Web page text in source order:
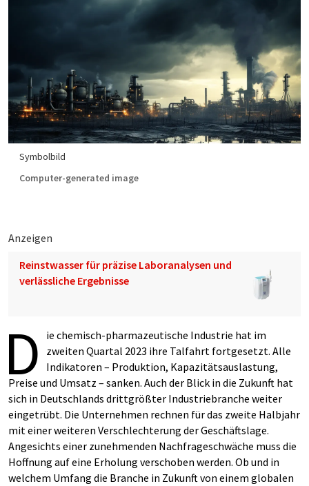
Symbolbild
Computer-generated image
Anzeigen
Reinstwasser für präzise Laboranalysen und
verlässliche Ergebnisse
D
ie chemisch-pharmazeutische Industrie hat im
zweiten Quartal 2023 ihre Talfahrt fortgesetzt. Alle
Indikatoren – Produktion, Kapazitätsauslastung,
Preise und Umsatz – sanken. Auch der Blick in die Zukunft hat
sich in Deutschlands drittgrößter Industriebranche weiter
eingetrübt. Die Unternehmen rechnen für das zweite Halbjahr
mit einer weiteren Verschlechterung der Geschäftslage.
Angesichts einer zunehmenden Nachfrageschwäche muss die
Hoffnung auf eine Erholung verschoben werden. Ob und in
welchem Umfang die Branche in Zukunft von einem globalen